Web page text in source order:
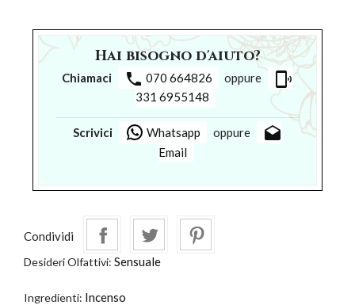
Hai bisogno d'aiuto?
Chiamaci phone 070 664826 oppure phonelink_ring
331 6955148
Scrivici Whatsapp oppure drafts
Email
Condividi
Desideri Olfattivi: Sensuale
Ingredienti: Incenso